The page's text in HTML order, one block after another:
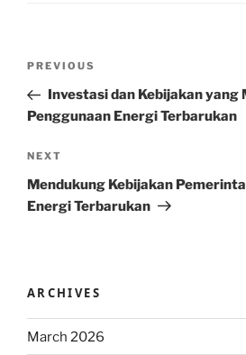
Previous
Post
PREVIOUS
Investasi dan Kebijakan yang
Penggunaan Energi Terbarukan
Next
Post
NEXT
Mendukung Kebijakan
Energi Terbarukan
ARCHIVES
March 2026